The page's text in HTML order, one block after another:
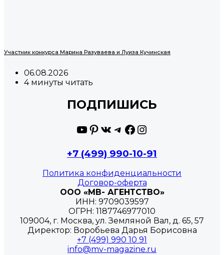
Участник конкурса Марина Разуваева и Луиза Кучинская
06.08.2026
4 минуты читать
ПОДПИШИСЬ
YouTube
Pinterest
ВКонтакте
Telegram
Facebook
Instagram
+7 (499) 990-10-91
Политика конфиденциальности
Договор-оферта
ООО «МВ- АГЕНТСТВО»
ИНН: 9709039597
ОГРН: 1187746977010
109004, г. Москва, ул. Земляной Вал, д. 65, 57
Директор: Воробьева Дарья Борисовна
+7 (499) 990 10 91
info@mv-magazine.ru